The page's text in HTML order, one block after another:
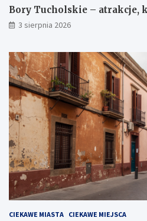
Bory Tucholskie – atrakcje,
3 sierpnia 2026
CIEKAWE MIASTA CIEKAWE MIEJSCA